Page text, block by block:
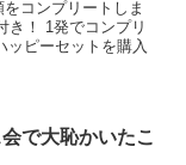
コンプリートしま
き！ 1発でコンプリ
ッピーセットを購入
で大恥かいたこ